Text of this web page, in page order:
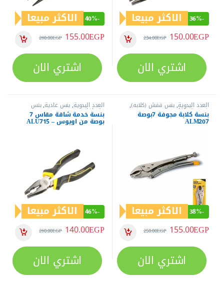
-
36% الاكثر مبيعا
150.00EGP
234.00EGP
اشتري الان
-
40% الاكثر مبيعا
155.00EGP
260.00EGP
اشتري الان
العدد اليدوية,بنس قفش (كلابه),
بنس وقصافات بنسة كلابة مجوفة 7بوصة
ALM207
-
38% الاكثر مبيعا
155.00EGP
250.00EGP
اشتري الان
العدد اليدوية,بنس عادية,بنس
وقصافات بنسة خدمة شاقة مقاس 7
بوصة من اويوس – ALU715
-
46% الاكثر مبيعا
140.00EGP
260.00EGP
اشتري الان